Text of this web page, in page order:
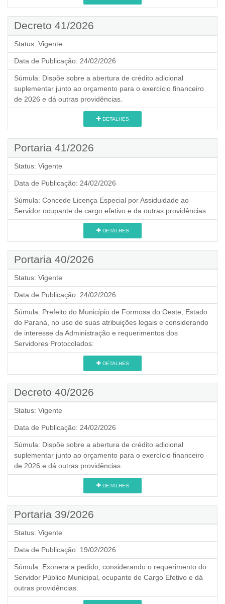
Decreto 41/2026
Status: Vigente
Data de Publicação: 24/02/2026
Súmula: Dispõe sobre a abertura de crédito adicional
suplementar junto ao orçamento para o exercício financeiro
de 2026 e dá outras providências.
DETALHES
Portaria 41/2026
Status: Vigente
Data de Publicação: 24/02/2026
Súmula: Concede Licença Especial por Assiduidade ao
Servidor ocupante de cargo efetivo e da outras providências.
DETALHES
Portaria 40/2026
Status: Vigente
Data de Publicação: 24/02/2026
Súmula: Prefeito do Município de Formosa do Oeste, Estado
do Paraná, no uso de suas atribuições legais e considerando
de interesse da Administração e requerimentos dos
Servidores Protocolados:
DETALHES
Decreto 40/2026
Status: Vigente
Data de Publicação: 24/02/2026
Súmula: Dispõe sobre a abertura de crédito adicional
suplementar junto ao orçamento para o exercício financeiro
de 2026 e dá outras providências.
DETALHES
Portaria 39/2026
Status: Vigente
Data de Publicação: 19/02/2026
Súmula: Exonera a pedido, considerando o requerimento do
Servidor Público Municipal, ocupante de Cargo Efetivo e dá
outras providências.